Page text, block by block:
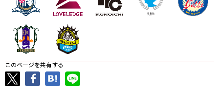
このページを共有する